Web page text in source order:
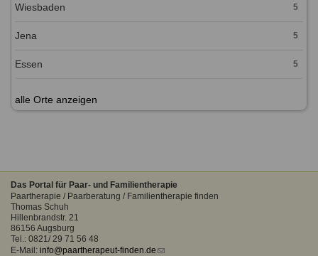
Wiesbaden 5
Jena 5
Essen 5
alle Orte anzeigen
Das Portal für Paar- und Familientherapie
Paartherapie / Paarberatung / Familientherapie finden
Thomas Schuh
Hillenbrandstr. 21
86156 Augsburg
Tel.: 0821/ 29 71 56 48
E-Mail: info@paartherapeut-finden.de (link